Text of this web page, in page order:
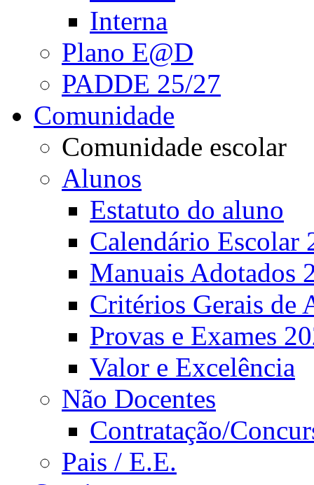
Interna
Plano E@D
PADDE 25/27
Comunidade
Comunidade escolar
Alunos
Estatuto do aluno
Calendário Escolar
Manuais Adotados
Critérios Gerais de
Provas e Exames
Valor e Excelência
Não Docentes
Contratação/
Pais / E.E.